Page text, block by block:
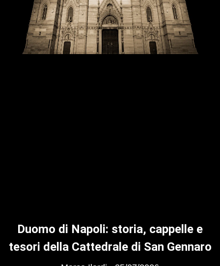
Duomo di Napoli: storia, cappelle e
tesori della Cattedrale di San Gennaro